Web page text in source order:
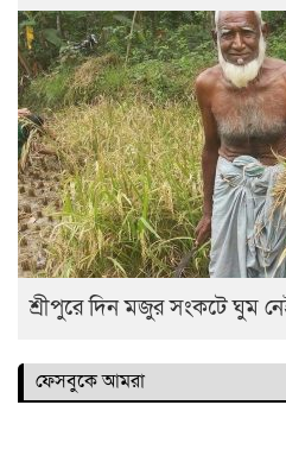
শ্রীপুরে দিন মজুর সংকটে ঘুম
ফেসবুকে আমরা